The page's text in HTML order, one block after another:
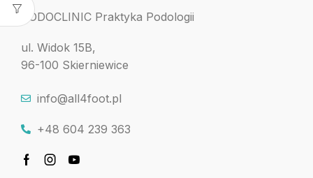
PODOCLINIC Praktyka Podologii
ul. Widok 15B,
96-100 Skierniewice
info@all4foot.pl
+48 604 239 363